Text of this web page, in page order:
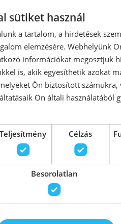
Ft 34 261 Ft
sütiket használ
a tartalom, a hirdetések
elemzésére. Webhelyünk
információkat megosztjuk
is, akik egyesíthetik azokat
Ön biztosított számukra,
Ön általi használatából
Teljesítmény Célzás
Besorolatlan